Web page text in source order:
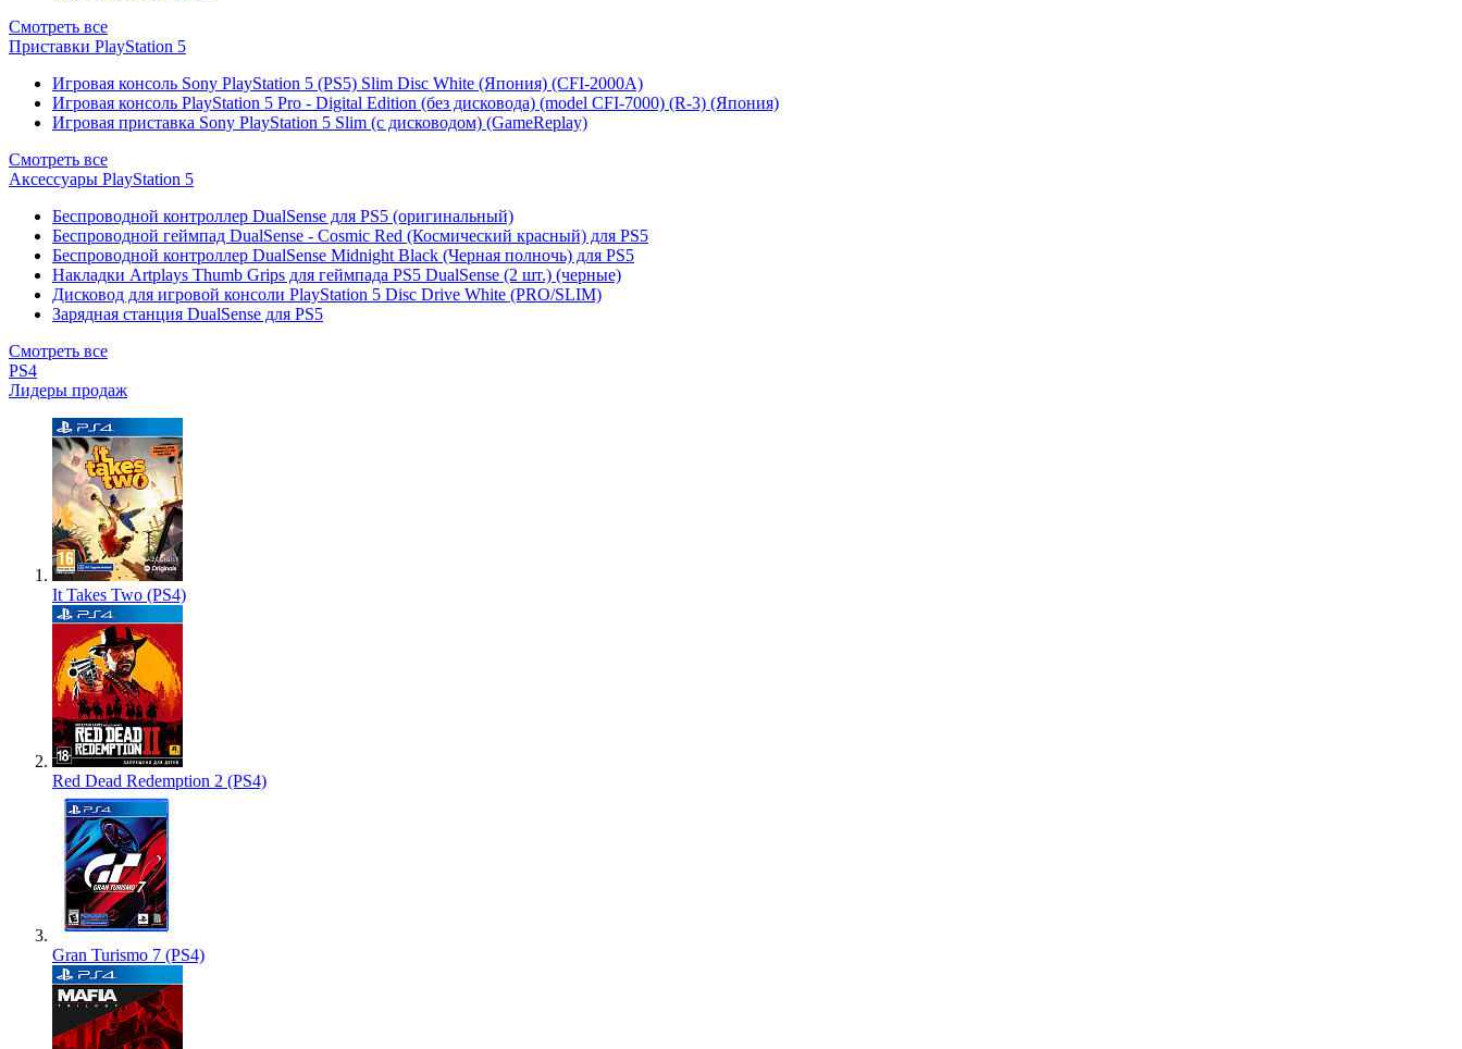
Смотреть все
Приставки PlayStation 5
Игровая консоль Sony PlayStation 5 (PS5) Slim Disc White (Япония) (CFI-2000A)
Игровая консоль PlayStation 5 Pro - Digital Edition (без дисковода) (model CFI-7000) (R-3) (Япония)
Игровая приставка Sony PlayStation 5 Slim (с дисководом) (GameReplay)
Смотреть все
Аксессуары PlayStation 5
Беспроводной контроллер DualSense для PS5 (оригинальный)
Беспроводной геймпад DualSense - Cosmic Red (Космический красный) для PS5
Беспроводной контроллер DualSense Midnight Black (Черная полночь) для PS5
Накладки Artplays Thumb Grips для геймпада PS5 DualSense (2 шт.) (черные)
Дисковод для игровой консоли PlayStation 5 Disc Drive White (PRO/SLIM)
Зарядная станция DualSense для PS5
Смотреть все
PS4
Лидеры продаж
It Takes Two (PS4)
Red Dead Redemption 2 (PS4)
Gran Turismo 7 (PS4)